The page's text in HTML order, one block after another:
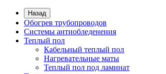
Назад
Обогрев трубопроводов
Системы антиобледенения
Теплый пол
Кабельный теплый пол
Нагревательные маты
Теплый пол под ламинат